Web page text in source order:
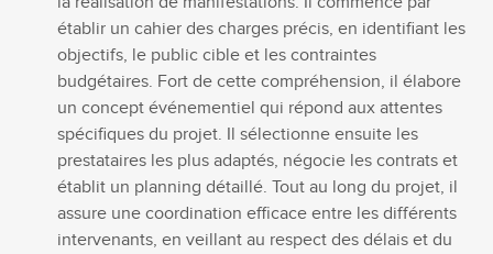
établir un cahier des charges précis, en identifiant les
objectifs, le public cible et les contraintes
budgétaires. Fort de cette compréhension, il élabore
un concept événementiel qui répond aux attentes
spécifiques du projet. Il sélectionne ensuite les
prestataires les plus adaptés, négocie les contrats et
établit un planning détaillé. Tout au long du projet, il
assure une coordination efficace entre les différents
intervenants, en veillant au respect des délais et du